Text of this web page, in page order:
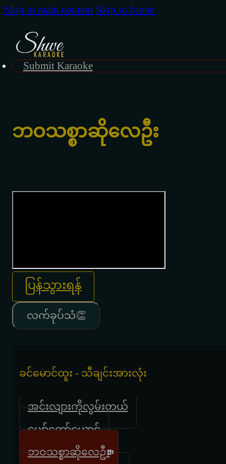
Skip to main content Skip to footer
Submit Karaoke
ဘဝသစ္စာဆိုလေဦး
ပြန်သွားရန်
လက်ခုပ်သံ👏
ခင်မောင်ထူး - သီချင်းအားလုံး
အင်းလျားကိုလွမ်းတယ်
မျှော်တော်ယောင်
ဘဝသစ္စာဆိုလေဦး